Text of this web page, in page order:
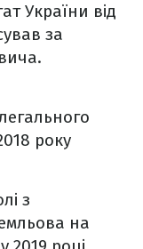
України від
за
року
з
на